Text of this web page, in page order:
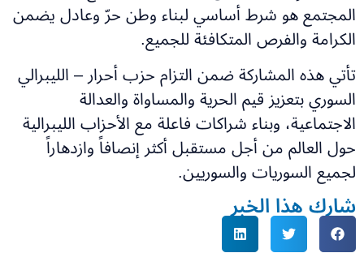
المجتمع هو شرط أساسي لبناء وطن حرّ وعادل يضمن
الكرامة والفرص المتكافئة للجميع.
تأتي هذه المشاركة ضمن التزام حزب أحرار – الليبرالي
السوري بتعزيز قيم الحرية والمساواة والعدالة
الاجتماعية، وبناء شراكات فاعلة مع الأحزاب الليبرالية
حول العالم من أجل مستقبل أكثر إنصافاً وازدهاراً
لجميع السوريات والسوريين.
شارك هذا الخبر